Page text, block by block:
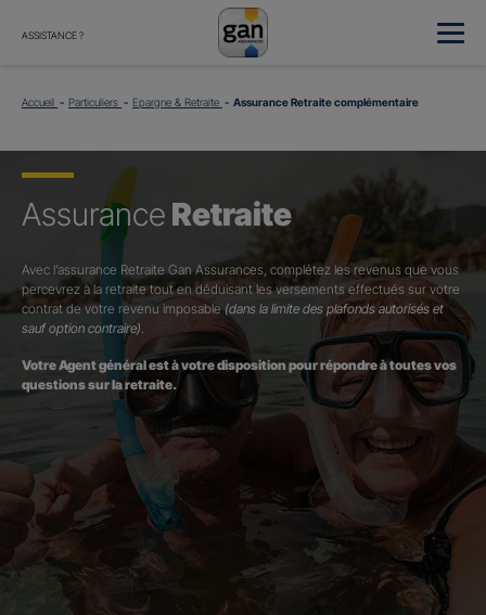
ASSISTANCE ?
Accueil Particuliers Epargne & Retraite Assurance Retraite complémentaire
Assurance Retraite
Avec l’assurance Retraite Gan Assurances, complétez les revenus que vous
percevrez à la retraite tout en déduisant les versements effectués sur votre
contrat de votre revenu imposable (dans la limite des plafonds autorisés et
sauf option contraire).
Votre Agent général est à votre disposition pour répondre à toutes vos
questions sur la retraite.